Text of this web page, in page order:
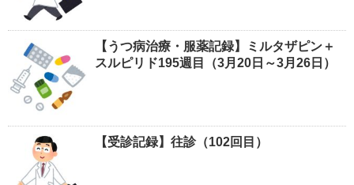
【うつ病治療・服薬記録】ミルタザピン＋
スルピリド195週目（3月20日～3月26日）
【受診記録】往診（102回目）